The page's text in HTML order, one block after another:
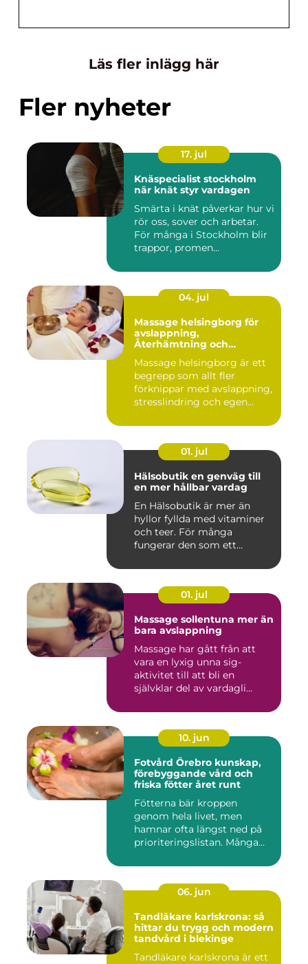
Läs fler inlägg här
Fler nyheter
17. jul
Knäspecialist stockholm
när knät styr vardagen
Smärta i knät påverkar hur vi
rör oss, sover och arbetar.
För många i Stockholm blir
trappor, promen...
04. jul
Massage helsingborg för
avslappning,
Återhämtning och
Massage helsingborg är ett
begrepp som allt fler
förknippar med avslappning,
stresslindring och egen...
01. jul
Hälsobutik en genväg till
en mer hållbar vardag
En Hälsobutik är mer än
hyllor fyllda med vitaminer
och teer. För många
fungerar den som ett
01. jul
Massage sollentuna mer än
bara avslappning
Massage har gått från att
vara en lyxig unna sig-
aktivitet till att bli en
självklar del av vardagli...
10. jun
Fotvård Örebro kunskap,
förebyggande vård och
friska fötter året runt
Fötterna bär kroppen
genom hela livet, men
hamnar ofta längst ned på
prioriteringslistan. Många
06. jun
Tandläkare karlskrona: så
hittar du trygg och modern
tandvård i blekinge
Tandläkare karlskrona är ett